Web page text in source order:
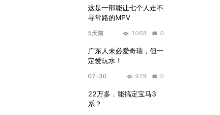
这是一部能让七个人走不
寻常路的MPV
5天前 1068 0
广东人未必爱奇瑞，但一
定爱玩水！
07-30 929 0
22万多，能搞定宝马3
系？